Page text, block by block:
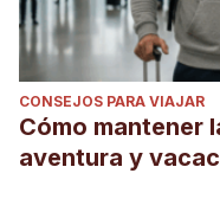
CONSEJOS PARA VIAJAR
Cómo mantener
aventura y